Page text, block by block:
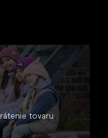
tovaru